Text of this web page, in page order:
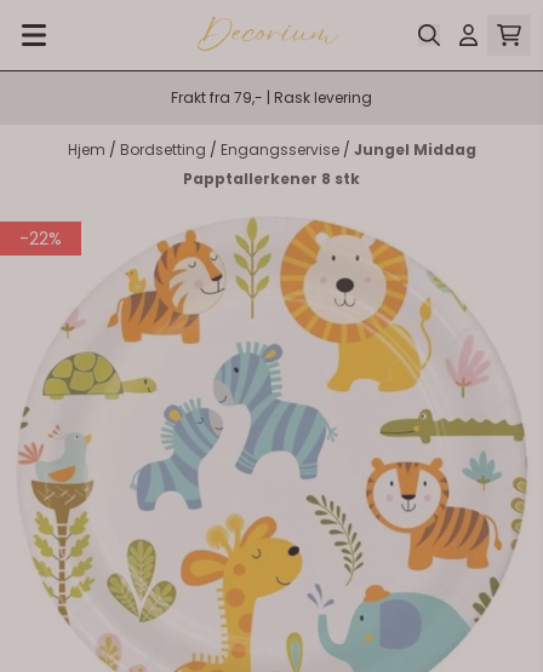
Hopp til innhold
Frakt fra 79,- | Rask levering
Hjem / Bordsetting / Engangsservise / Jungel Middag
Papptallerkener 8 stk
-22%